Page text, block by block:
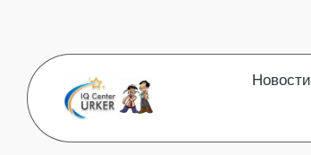
content
Новости